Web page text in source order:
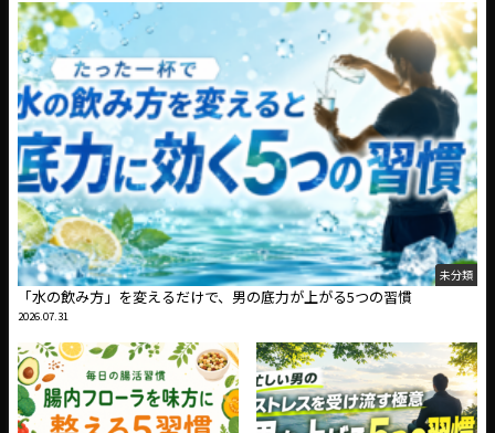
未分類
「水の飲み方」を変えるだけで、男の底力が上がる5つの習慣
2026.07.31